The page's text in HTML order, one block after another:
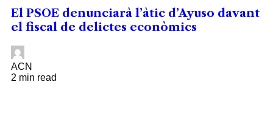
El PSOE denunciarà l’àtic d’Ayuso davant
el fiscal de delictes econòmics
ACN
2 min read